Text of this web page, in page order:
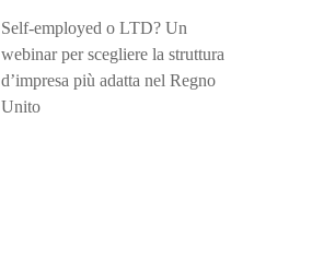
Self-employed o LTD? Un
webinar per scegliere la struttura
d’impresa più adatta nel Regno
Unito